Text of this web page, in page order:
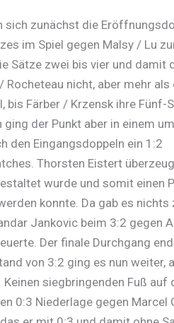
zunächst die
im Spiel gegen Malsy / Lu
Sätze zwei bis vier und damit
nicht, aber mehr als
bis Färber / Krzensk ihre Fünf-
der Punkt aber in einem
den Eingangsdoppeln ein 1:2
Thorsten Eistert
wurde und somit einen
konnte. Da gab es nichts
Jankovic beim 3:2 gegen
Der finale Durchgang
von 3:2 ging es nun weiter,
siegbringenden Fuß auf
0:3 Niederlage gegen Marcel